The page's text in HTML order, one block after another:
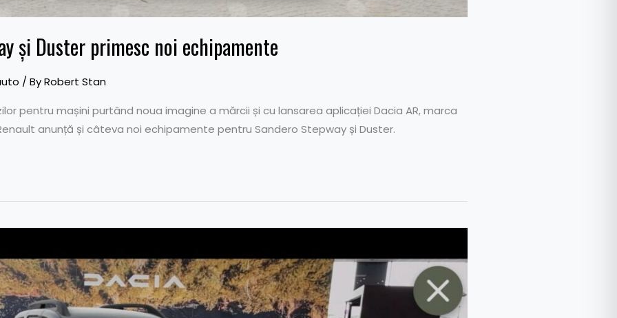
și Duster primesc noi echipamente
/ ByRobert Stan
pentru mașini purtând noua imagine a mărcii și cu lansarea aplicației Dacia AR, marca
anunță și câteva noi echipamente pentru Sandero Stepway și Duster.